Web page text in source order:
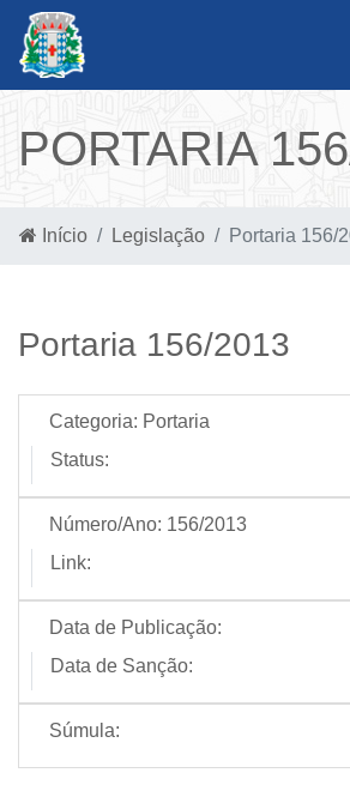
PORTARIA
Início Legislação Portaria 156/
Portaria 156/2013
Categoria: Portaria
Status:
Número/Ano: 156/2013
Link:
Data de Publicação:
Data de Sanção:
Súmula: